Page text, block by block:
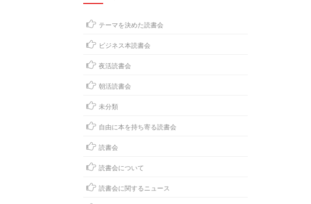
テーマを決めた読書会
ビジネス本読書会
夜活読書会
朝活読書会
未分類
自由に本を持ち寄る読書会
読書会
読書会について
読書会に関するニュース